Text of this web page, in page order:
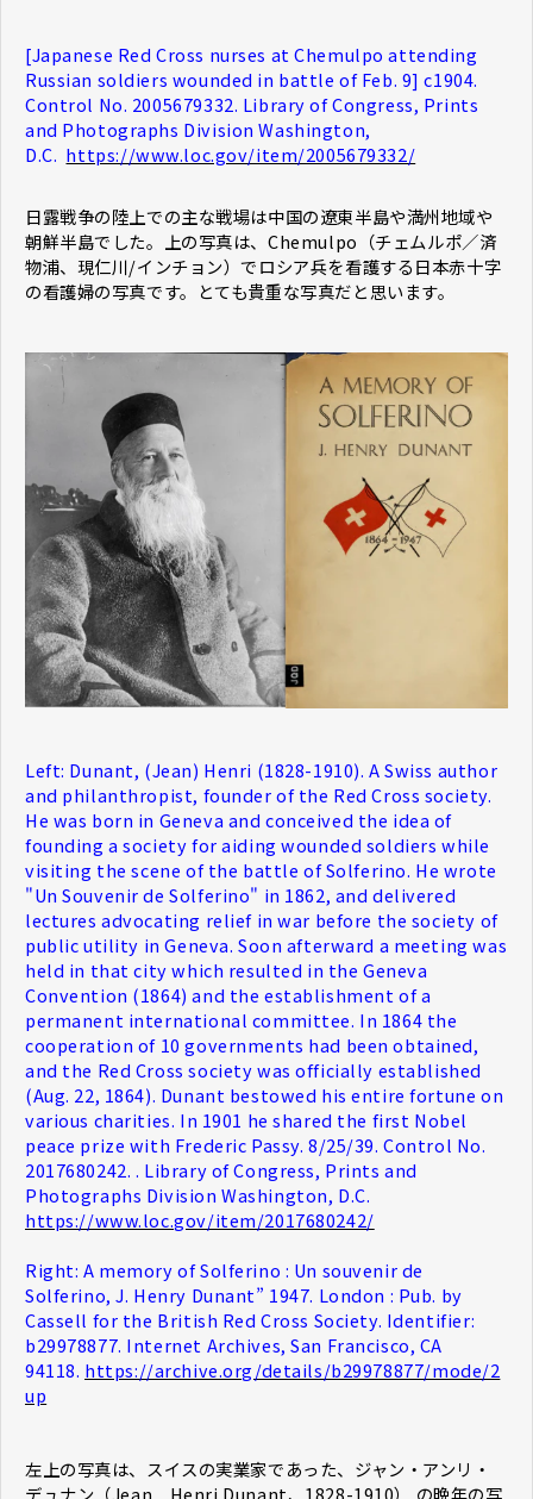
[Japanese Red Cross nurses at Chemulpo attending
Russian soldiers wounded in battle of Feb. 9] c1904.
Control No. 2005679332. Library of Congress, Prints
and Photographs Division Washington,
D.C. https://www.loc.gov/item/2005679332/
日露戦争の陸上での主な戦場は中国の遼東半島や満州地域や
朝鮮半島でした。上の写真は、Chemulpo（チェムルポ／済
物浦、現仁川/インチョン）でロシア兵を看護する日本赤十字
の看護婦の写真です。とても貴重な写真だと思います。
Left: Dunant, (Jean) Henri (1828-1910). A Swiss author
and philanthropist, founder of the Red Cross society.
He was born in Geneva and conceived the idea of
founding a society for aiding wounded soldiers while
visiting the scene of the battle of Solferino. He wrote
"Un Souvenir de Solferino" in 1862, and delivered
lectures advocating relief in war before the society of
public utility in Geneva. Soon afterward a meeting was
held in that city which resulted in the Geneva
Convention (1864) and the establishment of a
permanent international committee. In 1864 the
cooperation of 10 governments had been obtained,
and the Red Cross society was officially established
(Aug. 22, 1864). Dunant bestowed his entire fortune on
various charities. In 1901 he shared the first Nobel
peace prize with Frederic Passy. 8/25/39. Control No.
2017680242. . Library of Congress, Prints and
Photographs Division Washington, D.C.
https://www.loc.gov/item/2017680242/
Right: A memory of Solferino : Un souvenir de
Solferino, J. Henry Dunant” 1947. London : Pub. by
Cassell for the British Red Cross Society. Identifier:
b29978877. Internet Archives, San Francisco, CA
94118. https://archive.org/details/b29978877/mode/2
up
左上の写真は、スイスの実業家であった、ジャン・アンリ・